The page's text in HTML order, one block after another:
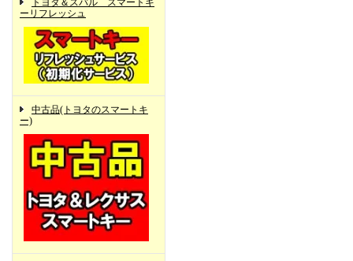
トヨタ＆スバル スマートキ
ーリフレッシュ
中古品(トヨタのスマートキ
ー)